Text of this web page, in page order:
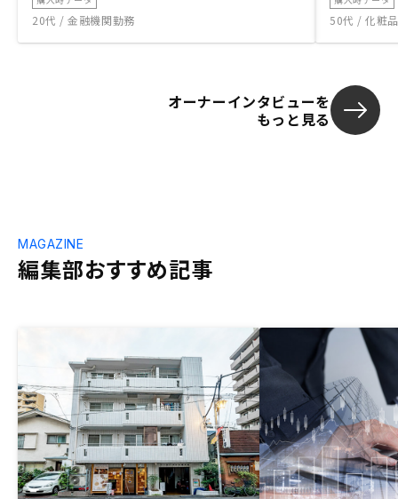
20代 / 金融機関勤務 50代 / 化粧
オーナーインタビューを
もっと見る
編集部おすすめ記事
MAGAZINE